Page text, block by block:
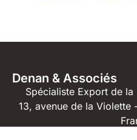
Denan & Associés
Spécialiste Export de
13, avenue de la Violette